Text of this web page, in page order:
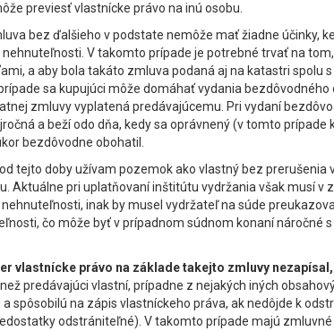
previesť vlastnícke právo na inú osobu.
bez ďalšieho v podstate nemôže mať žiadne účinky,
V takomto prípade je potrebné trvať na
a aby bola takáto zmluva podaná aj na katastri spolu
sa kupujúci môže domáhať vydania bezdôvodného
zmluvy vyplatená predávajúcemu. Pri vydaní
a beží odo dňa, kedy sa oprávnený (v tomto prípade
bezdôvodne obohatil.
tejto doby užívam pozemok ako vlastný bez prerušenia
Aktuálne pri uplatňovaní inštitútu vydržania však musí v
inak by musel vydržateľ na súde
čo môže byť v prípadnom súdnom konaní náročné
vlastnícke právo na základe takejto zmluvy nezapísal,
predávajúci vlastní, prípadne z nejakých iných
spôsobilú na zápis vlastníckeho práva, ak nedôjde k
odstrániteľné). V takomto prípade majú zmluvné